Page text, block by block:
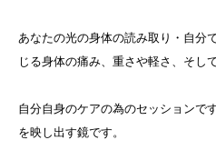
あなたの光の身体の読み取り・自分
じる身体の痛み、重さや軽さ、そ
自分自身のケアの為のセッションで
を映し出す鏡です。